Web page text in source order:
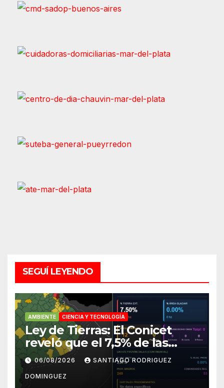
SEGUÍ LEYENDO
AMBIENTE CIENCIA Y TECNOLOGÍA
Ley de Tierras: El Conicet
reveló que el 7,5% de las
tierras rurales de Mar del
Plata pertenecen a
extranjeros
06/08/2026 SANTIAGO RODRIGUEZ
DOMINGUEZ